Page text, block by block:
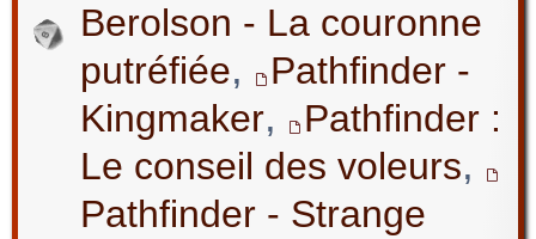
Berolson - La couronne
putréfiée,
Pathfinder -
Kingmaker,
Pathfinder :
Le conseil des voleurs,
Pathfinder - Strange